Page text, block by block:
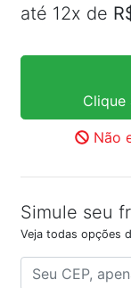
até 12x de
Clique
Não
Simule seu
Veja todas opções